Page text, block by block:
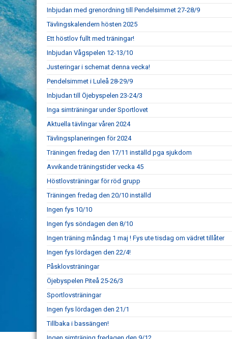
Inbjudan med grenordning till Pendelsimmet 27-28/9
Tävlingskalendern hösten 2025
Ett höstlov fullt med träningar!
Inbjudan Vågspelen 12-13/10
Justeringar i schemat denna vecka!
Pendelsimmet i Luleå 28-29/9
Inbjudan till Öjebyspelen 23-24/3
Inga simträningar under Sportlovet
Aktuella tävlingar våren 2024
Tävlingsplaneringen för 2024
Träningen fredag den 17/11 inställd pga sjukdom
Avvikande träningstider vecka 45
Höstlovsträningar för röd grupp
Träningen fredag den 20/10 inställd
Ingen fys 10/10
Ingen fys söndagen den 8/10
Ingen träning måndag 1 maj ! Fys ute tisdag om vädret tillåter
Ingen fys lördagen den 22/4!
Påsklovsträningar
Öjebyspelen Piteå 25-26/3
Sportlovsträningar
Ingen fys lördagen den 21/1
Tillbaka i bassängen!